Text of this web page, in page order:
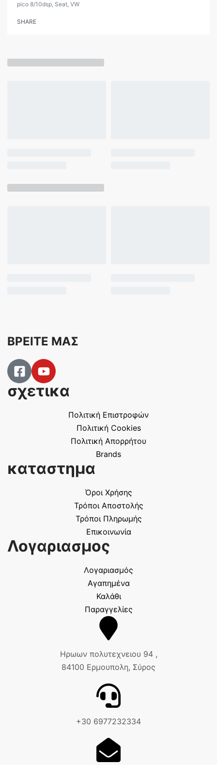
pico 8/10dsp, Seat, VW
SHARE
Ηρωων πολυτεχνειου 94 ,
84100 Ερμουπολη, Σύρος
+30 6977232334
Λογαριασμος
Λογαριασμός
Αγαπημένα
Καλάθι
Παραγγελίες
καταστημα
Όροι Χρήσης
Τρόποι Αποστολής
Τρόποι Πληρωμής
Επικοινωνία
σχετικα
Πολιτική Επιστροφών
Πολιτική Cookies
Πολιτική Απορρήτου
Brands
ΒΡΕΙΤΕ ΜΑΣ